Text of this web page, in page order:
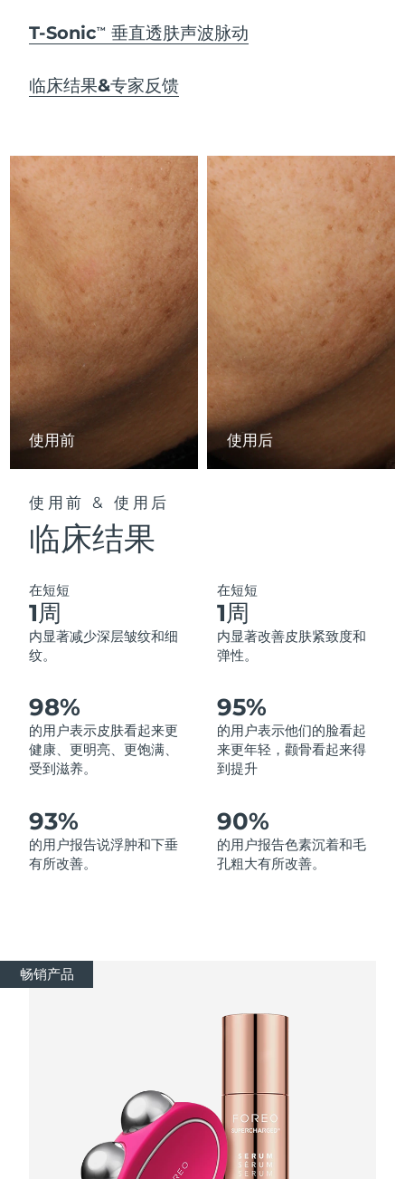
T-SonicTM 垂直透肤声波脉动
临床结果&专家反馈
使用前 使用后
使用前 & 使用后
临床结果
在短短
1周
内显著减少深层皱纹和细
纹。
在短短
1周
内显著改善皮肤紧致度和
弹性。
98%
的用户表示皮肤看起来更
健康、更明亮、更饱满、
受到滋养。
95%
的用户表示他们的脸看起
来更年轻，颧骨看起来得
到提升
93%
的用户报告说浮肿和下垂
有所改善。
90%
的用户报告色素沉着和毛
孔粗大有所改善。
畅销产品
全部购买
FOREO APP
关于我们
日本
泽西岛
科威特 预计送达日期 8/8/26
拉脱维亚 预计送达日期 8/8/26
黎巴嫩 预计送达日期8/9/26
立陶宛 预计送达日期 8/8/26
卢森堡 预计送达日期 8/8/26
中国澳门特别行政区 预计送达日期8/10/26
马来西亚 预计送达日期
马耳他
摩纳哥
荷兰
新西兰 预计送达日期8/8/26
阿曼 预计送达日期8/11/26
菲律宾
波兰 预计送达日期
葡萄牙 预计送达日期
留尼汪
预计送达日期
预计送达日期